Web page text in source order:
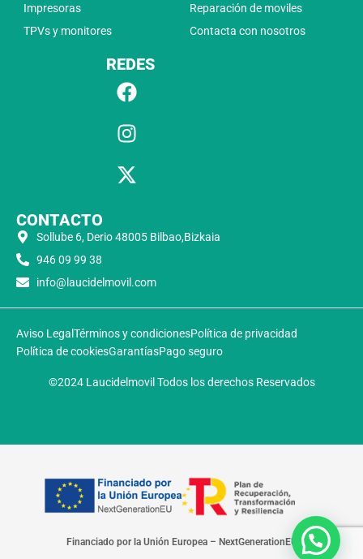
Impresoras
TPVs y monitores
Reparación de moviles
Contacta con nosotros
REDES
CONTACTO
Sollube 6, Derio 48005 Bilbao,Bizkaia
946 09 99 38
info@laucidelmovil.com
Aviso Legal Términos y condicionesPolítica de privacidad
Política de cookiesGarantíasPago seguro
©2024 Laucidelmovil Todos los derechos Reservados
Financiado por la Unión Europea – NextGenerationEU​